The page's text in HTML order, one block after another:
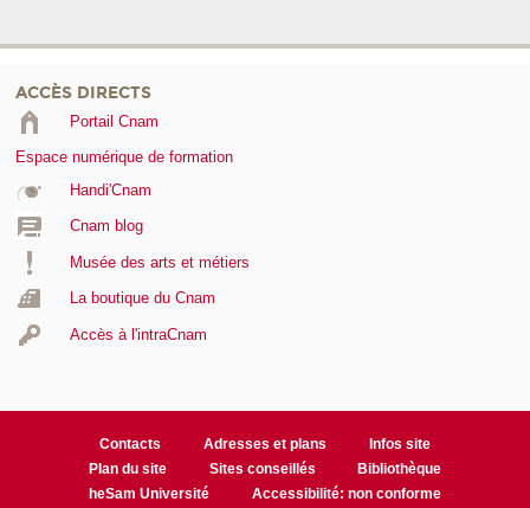
ACCÈS DIRECTS
Portail Cnam
Espace numérique de formation
Handi'Cnam
Cnam blog
Musée des arts et métiers
La boutique du Cnam
Accès à l'intraCnam
Contacts Adresses et plans
Infos site
Plan du site
Sites conseillés
Bibliothèque
heSam Université
Accessibilité: non conforme